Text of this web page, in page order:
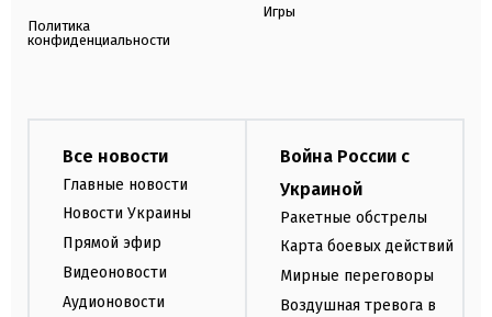
Политика
конфиденциальности
Игры
Все новости
Главные новости
Новости Украины
Прямой эфир
Видеоновости
Аудионовости
Война России с
Украиной
Ракетные обстрелы
Карта боевых действий
Мирные переговоры
Воздушная тревога в